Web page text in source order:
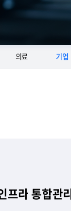
의료 기업
합관제시스